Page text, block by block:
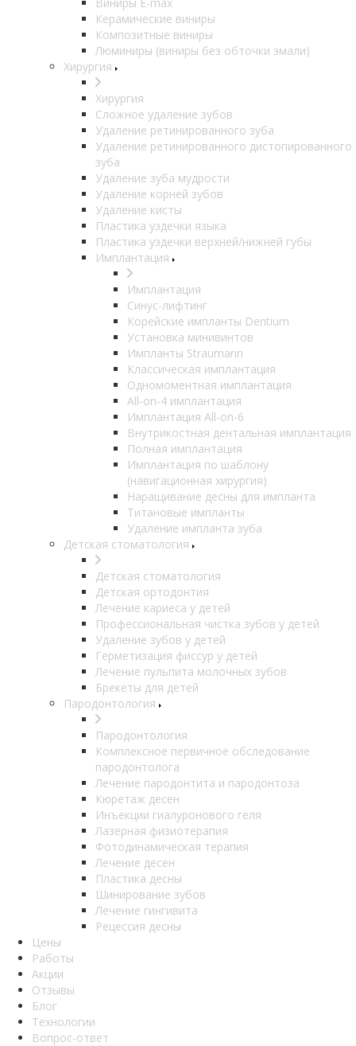
Керамические виниры
Композитные виниры
Люминиры (виниры без обточки эмали)
Хирургия
Хирургия
Сложное удаление зубов
Удаление ретинированного зуба
Удаление ретинированного дистопированного
зуба
Удаление зуба мудрости
Удаление корней зубов
Удаление кисты
Пластика уздечки языка
Пластика уздечки верхней/нижней губы
Имплантация
Имплантация
Синус-лифтинг
Корейские импланты Dentium
Установка минивинтов
Импланты Straumann
Классическая имплантация
Одномоментная имплантация
All-on-4 имплантация
Имплантация All-on-6
Внутрикостная дентальная имплантация
Полная имплантация
Имплантация по шаблону
(навигационная хирургия)
Наращивание десны для импланта
Титановые импланты
Удаление импланта зуба
Детская стоматология
Детская стоматология
Детская ортодонтия
Лечение кариеса у детей
Профессиональная чистка зубов у детей
Удаление зубов у детей
Герметизация фиссур у детей
Лечение пульпита молочных зубов
Брекеты для детей
Пародонтология
Пародонтология
Комплексное первичное обследование
пародонтолога
Лечение пародонтита и пародонтоза
Кюретаж десен
Инъекции гиалуронового геля
Лазерная физиотерапия
Фотодинамическая терапия
Лечение десен
Пластика десны
Шинирование зубов
Лечение гингивита
Рецессия десны
Цены
Работы
Акции
Отзывы
Блог
Технологии
Вопрос-ответ